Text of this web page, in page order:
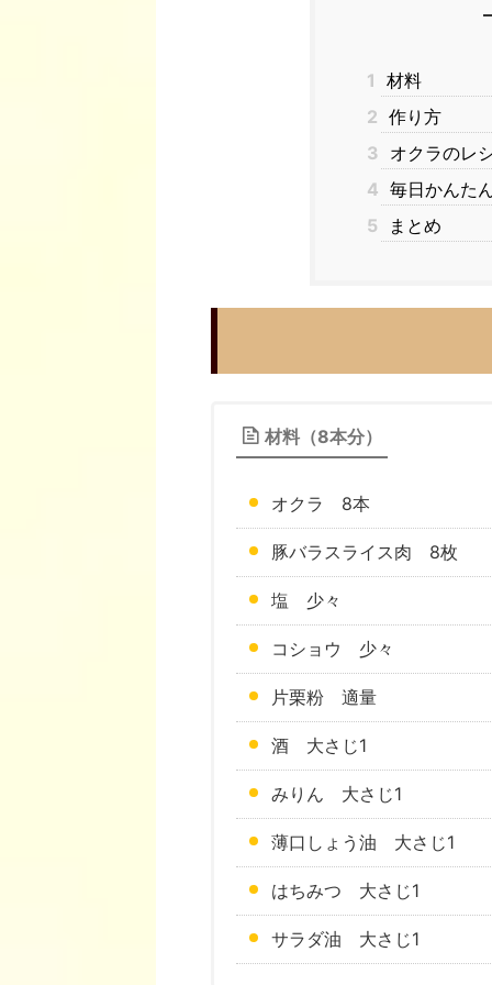
1 材料
2 作り方
3 オクラのレ
4 毎日かんた
5
まとめ
材料（8本分）
オクラ 8本
豚バラスライス肉 8枚
塩 少々
コショウ 少々
片栗粉 適量
酒 大さじ1
みりん 大さじ1
薄口しょう油 大さじ1
はちみつ 大さじ1
サラダ油 大さじ1